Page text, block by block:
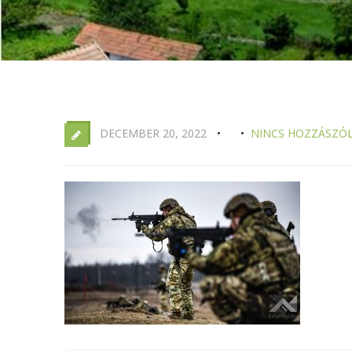
DECEMBER 20, 2022 NINCS